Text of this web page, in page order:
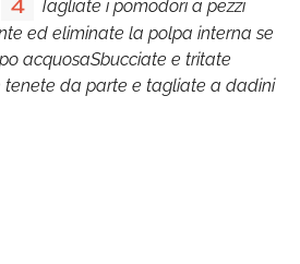
4
Tagliate i pomodori a pezzi
ed eliminate la polpa interna se
acquosaSbucciate e tritate
tenete da parte e tagliate a dadini